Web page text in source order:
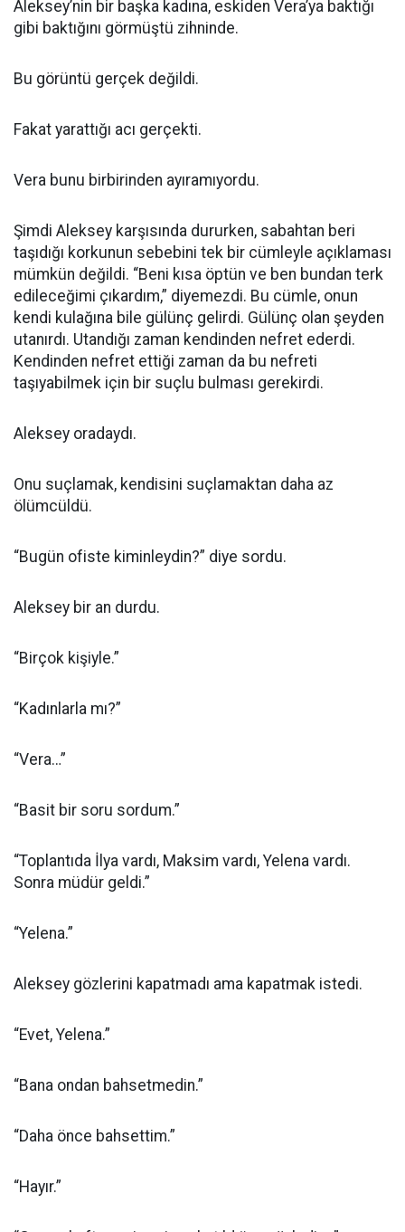
Aleksey’nin bir başka kadına, eskiden Vera’ya baktığı
gibi baktığını görmüştü zihninde.
Bu görüntü gerçek değildi.
Fakat yarattığı acı gerçekti.
Vera bunu birbirinden ayıramıyordu.
Şimdi Aleksey karşısında dururken, sabahtan beri
taşıdığı korkunun sebebini tek bir cümleyle açıklaması
mümkün değildi. “Beni kısa öptün ve ben bundan terk
edileceğimi çıkardım,” diyemezdi. Bu cümle, onun
kendi kulağına bile gülünç gelirdi. Gülünç olan şeyden
utanırdı. Utandığı zaman kendinden nefret ederdi.
Kendinden nefret ettiği zaman da bu nefreti
taşıyabilmek için bir suçlu bulması gerekirdi.
Aleksey oradaydı.
Onu suçlamak, kendisini suçlamaktan daha az
ölümcüldü.
“Bugün ofiste kiminleydin?” diye sordu.
Aleksey bir an durdu.
“Birçok kişiyle.”
“Kadınlarla mı?”
“Vera…”
“Basit bir soru sordum.”
“Toplantıda İlya vardı, Maksim vardı, Yelena vardı.
Sonra müdür geldi.”
“Yelena.”
Aleksey gözlerini kapatmadı ama kapatmak istedi.
“Evet, Yelena.”
“Bana ondan bahsetmedin.”
“Daha önce bahsettim.”
“Hayır.”